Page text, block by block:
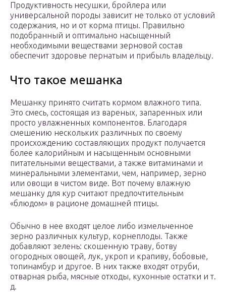
Продуктивность несушки, бройлера или
универсальной породы зависит не только от условий
содержания, но и от корма птицы. Правильно
подобранный и оптимально насыщенный
необходимыми веществами зерновой состав
обеспечит здоровье пернатым и прибыль владельцу.
Что такое мешанка
Мешанку принято считать кормом влажного типа.
Это смесь, состоящая из вареных, запаренных или
просто увлажненных компонентов. Благодаря
смешению нескольких различных по своему
происхождению составляющих продукт получается
более калорийным и насыщенным основными
питательными веществами, а также витаминами и
минеральными элементами, чем, например, зерно
или овощи в чистом виде. Вот почему влажную
мешанку для кур считают предпочтительным
«блюдом» в рационе домашней птицы.
Обычно в нее входят целое либо измельченное
зерно различных культур, корнеплоды. Также
добавляют зелень: скошенную траву, ботву
огородных овощей, лук, укроп и крапиву, бобовые,
топинамбур и другое. В них также входят отруби,
отварная рыба, мясные отходы, кухонные остатки и т.
д.